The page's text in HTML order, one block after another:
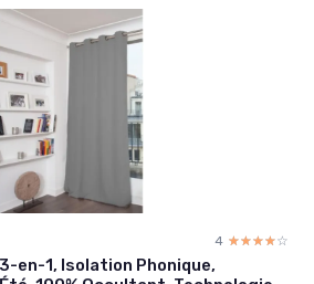
4 ☆☆☆☆☆
★★★★★
en-1, Isolation Phonique,